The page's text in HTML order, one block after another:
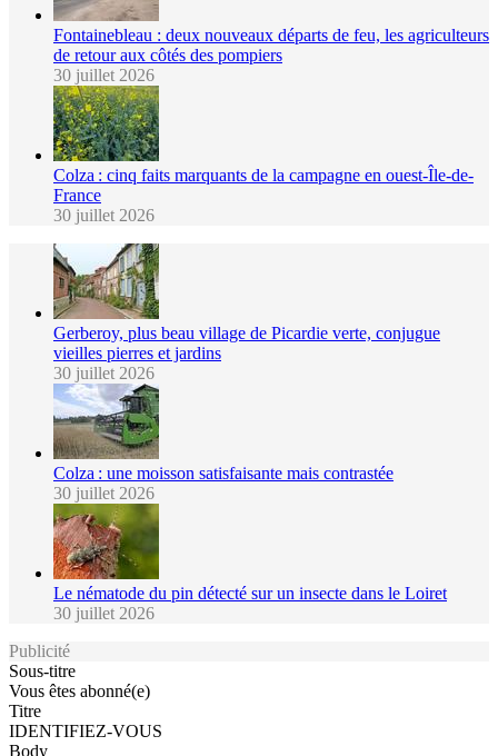
Fontainebleau : deux nouveaux départs de feu, les agriculteurs
de retour aux côtés des pompiers
30 juillet 2026
Colza : cinq faits marquants de la campagne en ouest-Île-de-
France
30 juillet 2026
Gerberoy, plus beau village de Picardie verte, conjugue
vieilles pierres et jardins
30 juillet 2026
Colza : une moisson satisfaisante mais contrastée
30 juillet 2026
Le nématode du pin détecté sur un insecte dans le Loiret
30 juillet 2026
Publicité
Sous-titre
Vous êtes abonné(e)
Titre
IDENTIFIEZ-VOUS
Body